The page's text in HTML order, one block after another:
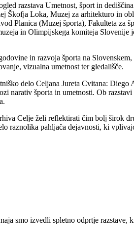
razstava Umetnost, šport in
Škofja Loka, Muzej za arhitekturo in
Planica (Muzej športa), Fakulteta
in Olimpijskega komiteja
in razvoja športa na
vizualna umetnost ter gledališče.
delo Celjana Jureta Cvitana:
narativ športa in umetnosti. Ob
Celje želi reflektirati čim bolj širok
raznolika pahljača dejavnosti, ki
smo izvedli spletno odprtje razstave,